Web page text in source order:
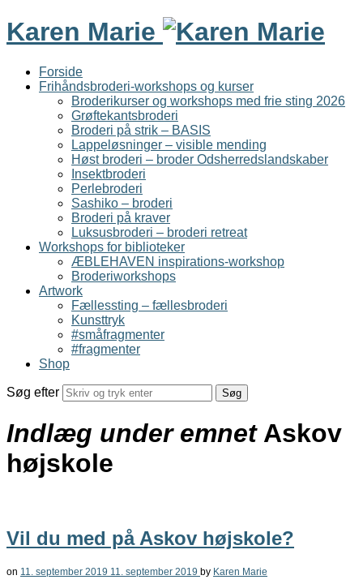
Karen Marie
Forside
Frihåndsbroderi-workshops og kurser
Broderikurser og workshops med frie sting 2026
Grøftekantsbroderi
Broderi på strik – BASIS
Lappeløsninger – visible mending
Høst broderi – broder Odsherredslandskaber
Insektbroderi
Perlebroderi
Sashiko – broderi
Broderi på kraver
Luksusbroderi – broderi retreat
Workshops for biblioteker
ÆBLEHAVEN inspirations-workshop
Broderiworkshops
Artwork
Fællessting – fællesbroderi
Kunsttryk
#småfragmenter
#fragmenter
Shop
Søg efter
Indlæg under emnet Askov
højskole
Vil du med på Askov højskole?
on 11. september 2019 11. september 2019 by Karen Marie